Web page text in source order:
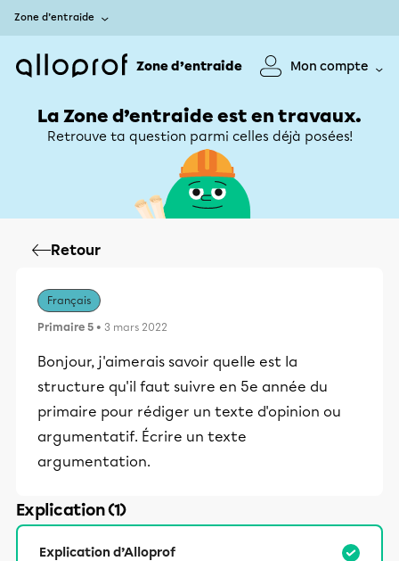
Zone d’entraide
Zone d’entraide Mon compte
La Zone d’entraide est en travaux.
Retrouve ta question parmi celles déjà posées!
Retour
Français
Primaire 5 • 3 mars 2022
Bonjour, j'aimerais savoir quelle est la
structure qu'il faut suivre en 5e année du
primaire pour rédiger un texte d'opinion ou
argumentatif. Écrire un texte
argumentation.
Explication (1)
Explication d’Alloprof